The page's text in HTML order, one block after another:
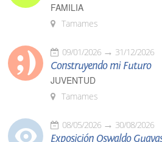
FAMILIA
Tamames
09/01/2026 31/12/2026
Construyendo mi Futuro
JUVENTUD
Tamames
08/05/2026 30/08/2026
Exposición Oswaldo